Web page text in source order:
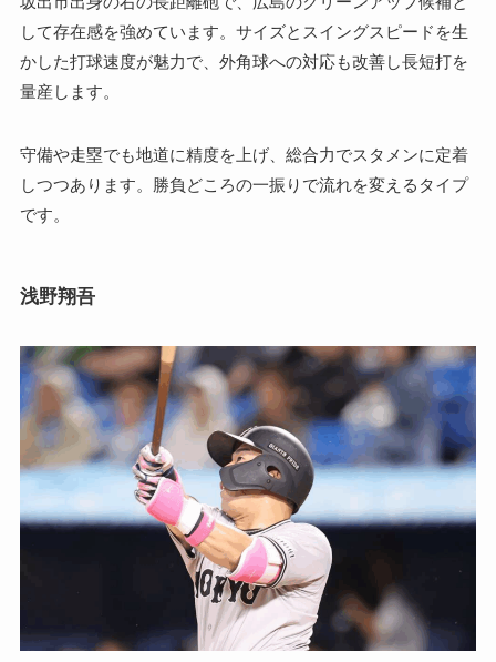
して存在感を強めています。サイズとスイングスピードを生
かした打球速度が魅力で、外角球への対応も改善し長短打を
量産します。
守備や走塁でも地道に精度を上げ、総合力でスタメンに定着
しつつあります。勝負どころの一振りで流れを変えるタイプ
です。
浅野翔吾